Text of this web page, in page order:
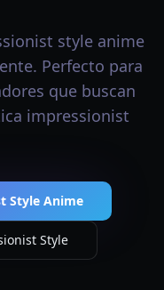
style anime
Perfecto para
que buscan
impressionist
Style Anime
Style